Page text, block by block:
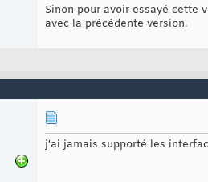
Sinon pour avoir essayé cette
avec la précédente version.
j'ai jamais supporté les